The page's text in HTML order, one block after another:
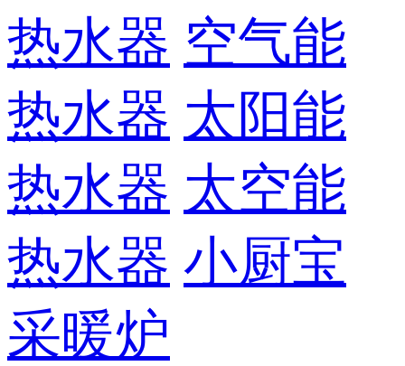
热水器 空气能
热水器 太阳能
热水器 太空能
热水器 小厨宝
采暖炉